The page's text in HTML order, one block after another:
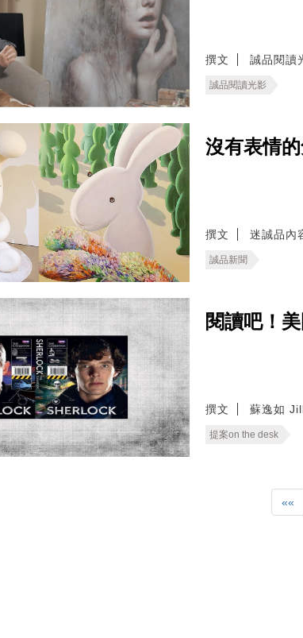
撰文 誠品閱讀
誠品閱讀光影
沒有表情
撰文 迷誠品內
誠品新聞
閱讀吧！
撰文 蘇逸如
提案on the desk
««